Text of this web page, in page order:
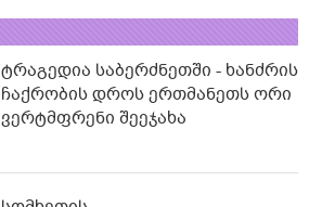
ტრაგედია საბერძნეთში - ხანძრის
ჩაქრობის დროს ერთმანეთს ორი
ვერტმფრენი შეეჯახა